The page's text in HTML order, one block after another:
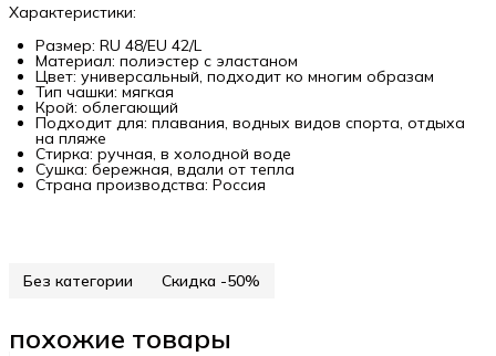
Характеристики:
Размер: RU 48/EU 42/L
Материал: полиэстер с эластаном
Цвет: универсальный, подходит ко многим образам
Тип чашки: мягкая
Крой: облегающий
Подходит для: плавания, водных видов спорта, отдыха
на пляже
Стирка: ручная, в холодной воде
Сушка: бережная, вдали от тепла
Страна производства: Россия
Без категории Скидка -50%
похожие товары